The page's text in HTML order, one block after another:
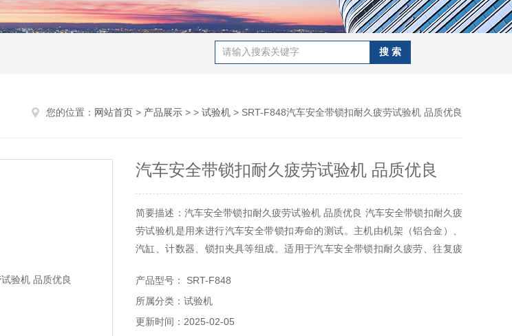
您的位置： 网站首页 > 产品展示 > > 试验机 > SRT-F848汽车安全带锁扣耐久疲劳试验机 品质优良
汽车安全带锁扣耐久疲劳试验机 品质优良
简要描述：汽车安全带锁扣耐久疲劳试验机 品质优良 汽车安全带锁扣耐久疲
劳试验机是用来进行汽车安全带锁扣寿命的测试。主机由机架（铝合金）、
汽缸、计数器、锁扣夹具等组成。适用于汽车安全带锁扣耐久疲劳、往复疲
产品型号： SRT-F848
所属分类：试验机
更新时间：2025-02-05